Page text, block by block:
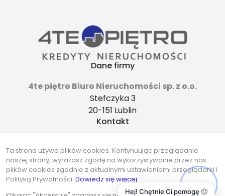
Dane firmy
4te piętro Biuro Nieruchomości sp. z o.o.
Stefczyka 3
20-151 Lublin
Kontakt
737-490-490
Znajdziesz nas tu
Ta strona używa plików cookies. Kontynuując przeglądanie
naszej strony, wyrażasz zgodę na wykorzystywanie przez nas
plików cookies zgodnie z aktualnymi ustawieniami przeglądarki i
Polityką Prywatności. Dowiedz się więcej
Hej! Chętnie Ci pomogę 🙂